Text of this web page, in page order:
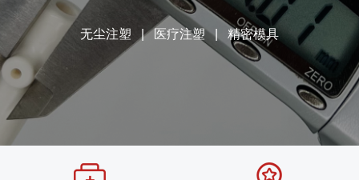
无尘注塑 | 医疗注塑 | 精密模具